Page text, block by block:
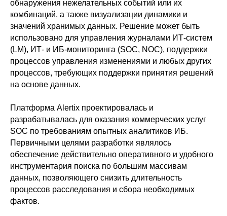
обнаружения нежелательных событий или их
комбинаций, а также визуализации динамики и
значений хранимых данных. Решение может быть
использовано для управления журналами ИТ-систем
(LM), ИТ- и ИБ-мониторинга (SOC, NOC), поддержки
процессов управления изменениями и любых других
процессов, требующих поддержки принятия решений
на основе данных.
Платформа Alertix проектировалась и
разрабатывалась для оказания коммерческих услуг
SOC по требованиям опытных аналитиков ИБ.
Первичными целями разработки являлось
обеспечение действительно оперативного и удобного
инструментария поиска по большим массивам
данных, позволяющего снизить длительность
процессов расследования и сбора необходимых
фактов.